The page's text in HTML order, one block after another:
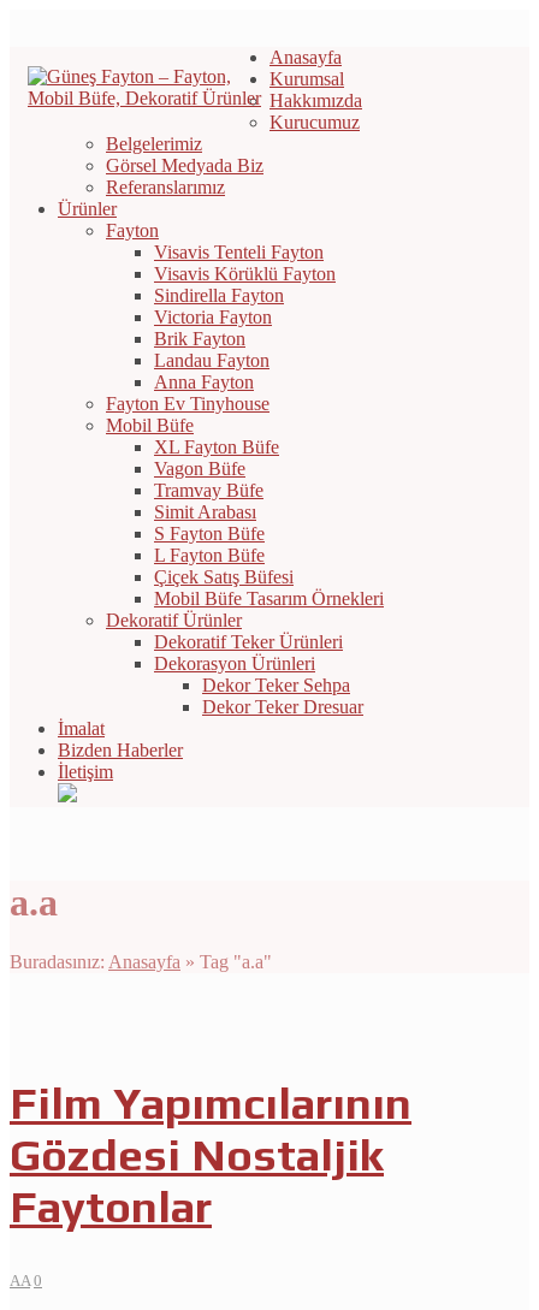
Anasayfa
Kurumsal
Hakkımızda
Kurucumuz
Belgelerimiz
Görsel Medyada Biz
Referanslarımız
Ürünler
Fayton
Visavis Tenteli Fayton
Visavis Körüklü Fayton
Sindirella Fayton
Victoria Fayton
Brik Fayton
Landau Fayton
Anna Fayton
Fayton Ev Tinyhouse
Mobil Büfe
XL Fayton Büfe
Vagon Büfe
Tramvay Büfe
Simit Arabası
S Fayton Büfe
L Fayton Büfe
Çiçek Satış Büfesi
Mobil Büfe Tasarım Örnekleri
Dekoratif Ürünler
Dekoratif Teker Ürünleri
Dekorasyon Ürünleri
Dekor Teker Sehpa
Dekor Teker Dresuar
İmalat
Bizden Haberler
İletişim
a.a
Buradasınız: Anasayfa » Tag "a.a"
Film Yapımcılarının
Gözdesi Nostaljik
Faytonlar
AA 0